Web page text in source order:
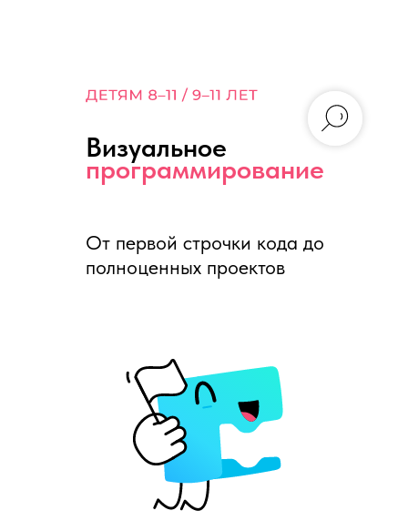
От первой строчки кода до
полноценных проектов
Визуальное
программирование